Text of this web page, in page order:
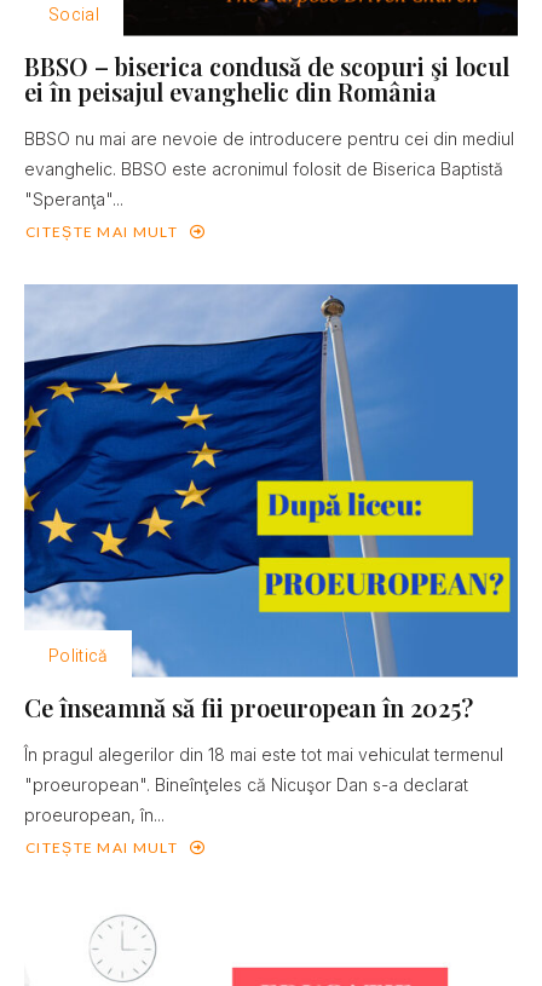
Social
BBSO – biserica condusă de scopuri şi locul
ei în peisajul evanghelic din România
BBSO nu mai are nevoie de introducere pentru cei din mediul
evanghelic. BBSO este acronimul folosit de Biserica Baptistă
"Speranţa"...
CITEȘTE MAI MULT
Politică
Ce înseamnă să fii proeuropean în 2025?
În pragul alegerilor din 18 mai este tot mai vehiculat termenul
"proeuropean". Bineînţeles că Nicuşor Dan s-a declarat
proeuropean, în...
CITEȘTE MAI MULT